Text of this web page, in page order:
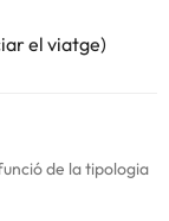
el viatge)
de la tipologia